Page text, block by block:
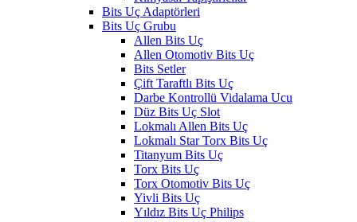
Bits Uç Adaptörleri
Bits Uç Grubu
Allen Bits Uç
Allen Otomotiv Bits Uç
Bits Setler
Çift Taraftlı Bits Uç
Darbe Kontrollü Vidalama Ucu
Düz Bits Uç Slot
Lokmalı Allen Bits Uç
Lokmalı Star Torx Bits Uç
Titanyum Bits Uç
Torx Bits Uç
Torx Otomotiv Bits Uç
Yivli Bits Uç
Yıldız Bits Uç Philips